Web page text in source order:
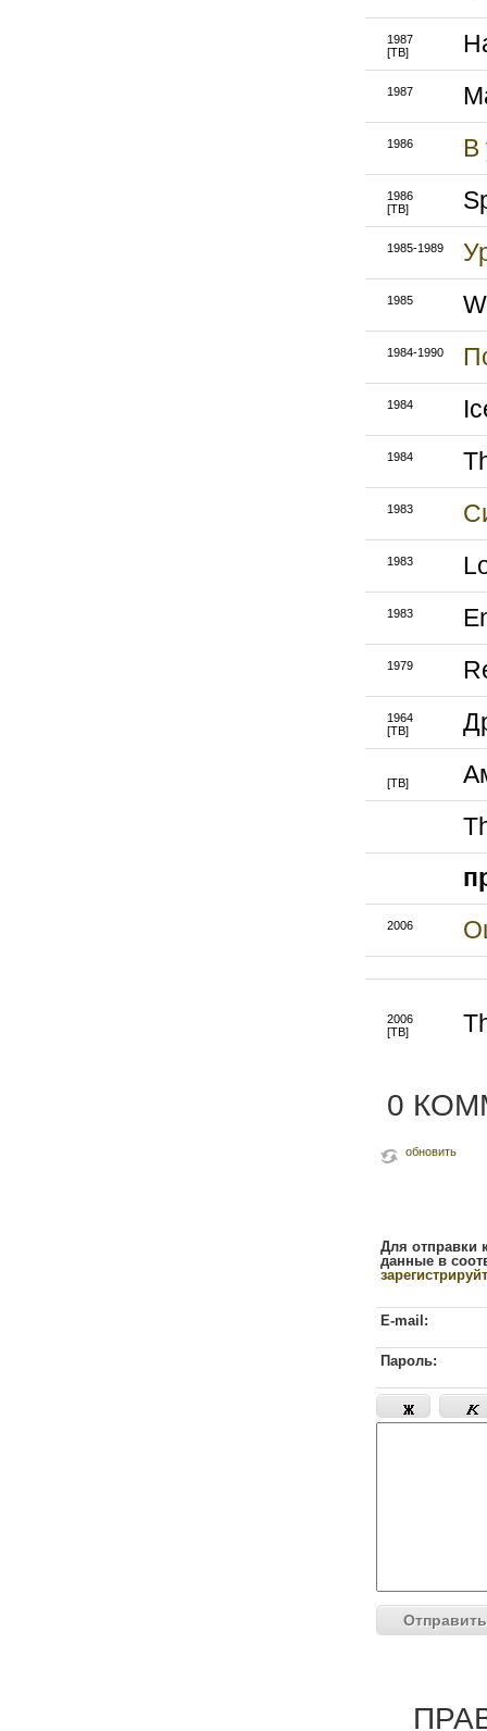
1987
[ТВ]
1987
1986 В
1986
[ТВ]
1985-1989
1985
1984-1990
1984
1984
1983
1983
1983
1979
1964
[ТВ]
[ТВ]
2006
2006
[ТВ]
0
обновить
Для отправки
данные в
E-mail:
Пароль: